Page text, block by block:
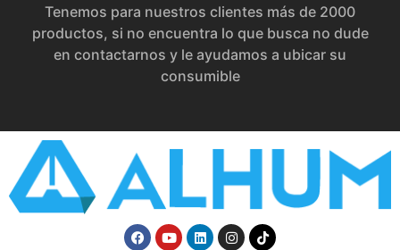
Tenemos para nuestros clientes más de 2000
productos, si no encuentra lo que busca no dude
en contactarnos y le ayudamos a ubicar su
consumible